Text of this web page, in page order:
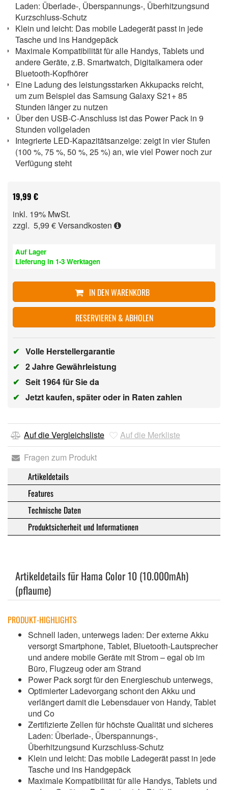
Laden: Überlade-, Überspannungs-, Überhitzungsund
Kurzschluss-Schutz
Klein und leicht: Das mobile Ladegerät passt in jede
Tasche und ins Handgepäck
Maximale Kompatibilität für alle Handys, Tablets und
andere Geräte, z.B. Smartwatch, Digitalkamera oder
Bluetooth-Kopfhörer
Eine Ladung des leistungsstarken Akkupacks reicht,
um zum Beispiel das Samsung Galaxy S21+ 85
Stunden länger zu nutzen
Über den USB-C-Anschluss ist das Power Pack in 9
Stunden vollgeladen
Integrierte LED-Kapazitätsanzeige: zeigt in vier Stufen
(100 %, 75 %, 50 %, 25 %) an, wie viel Power noch zur
Verfügung steht
19,99 €
inkl. 19% MwSt.
zzgl. 5,99 €Versandkosten
Auf Lager
Lieferung in 1-3 Werktagen
IN DEN WARENKORB
RESERVIEREN & ABHOLEN
✔ Volle Herstellergarantie
✔ 2 Jahre Gewährleistung
✔ Seit 1964 für Sie da
✔ Jetzt kaufen, später oder in Raten zahlen
Auf die Vergleichsliste
Auf die Merkliste
Fragen zum Produkt
Artikeldetails
Features
Technische Daten
Produktsicherheit und Informationen
Artikeldetails für Hama Color 10 (10.000mAh)
(pflaume)
PRODUKT-HIGHLIGHTS
Schnell laden, unterwegs laden: Der externe Akku
versorgt Smartphone, Tablet, Bluetooth-Lautsprecher
und andere mobile Geräte mit Strom – egal ob im
Büro, Flugzeug oder am Strand
Power Pack sorgt für den Energieschub unterwegs,
Optimierter Ladevorgang schont den Akku und
verlängert damit die Lebensdauer von Handy, Tablet
und Co
Zertifizierte Zellen für höchste Qualität und sicheres
Laden: Überlade-, Überspannungs-,
Überhitzungsund Kurzschluss-Schutz
Klein und leicht: Das mobile Ladegerät passt in jede
Tasche und ins Handgepäck
Maximale Kompatibilität für alle Handys, Tablets und